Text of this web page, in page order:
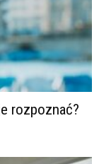
rozpoznać?